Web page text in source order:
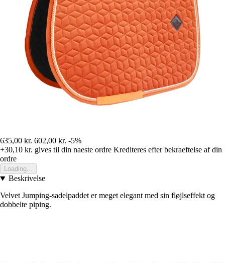
635,00 kr. 602,00 kr. -5%
+30,10 kr. gives til din naeste ordre Krediteres efter bekraeftelse af din
ordre
Loading...
Beskrivelse
Velvet Jumping-sadelpaddet er meget elegant med sin fløjlseffekt og
dobbelte piping.